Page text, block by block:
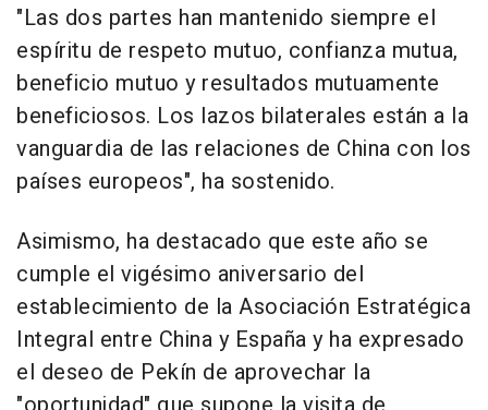
"Las dos partes han mantenido siempre el
espíritu de respeto mutuo, confianza mutua,
beneficio mutuo y resultados mutuamente
beneficiosos. Los lazos bilaterales están a la
vanguardia de las relaciones de China con los
países europeos", ha sostenido.
Asimismo, ha destacado que este año se
cumple el vigésimo aniversario del
establecimiento de la Asociación Estratégica
Integral entre China y España y ha expresado
el deseo de Pekín de aprovechar la